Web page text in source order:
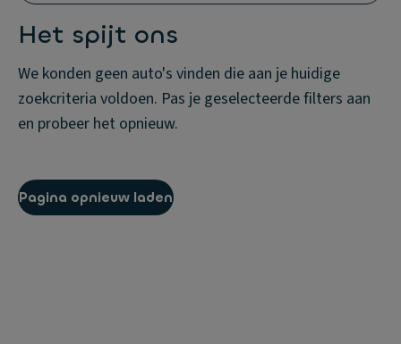
Het spijt ons
We konden geen auto's vinden die aan je huidige
zoekcriteria voldoen. Pas je geselecteerde filters aan
en probeer het opnieuw.
Pagina opnieuw laden